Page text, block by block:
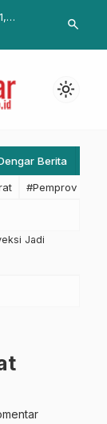
Kepala
Penguatan
search
light_mode
Berita
#Pemprov
Jadi